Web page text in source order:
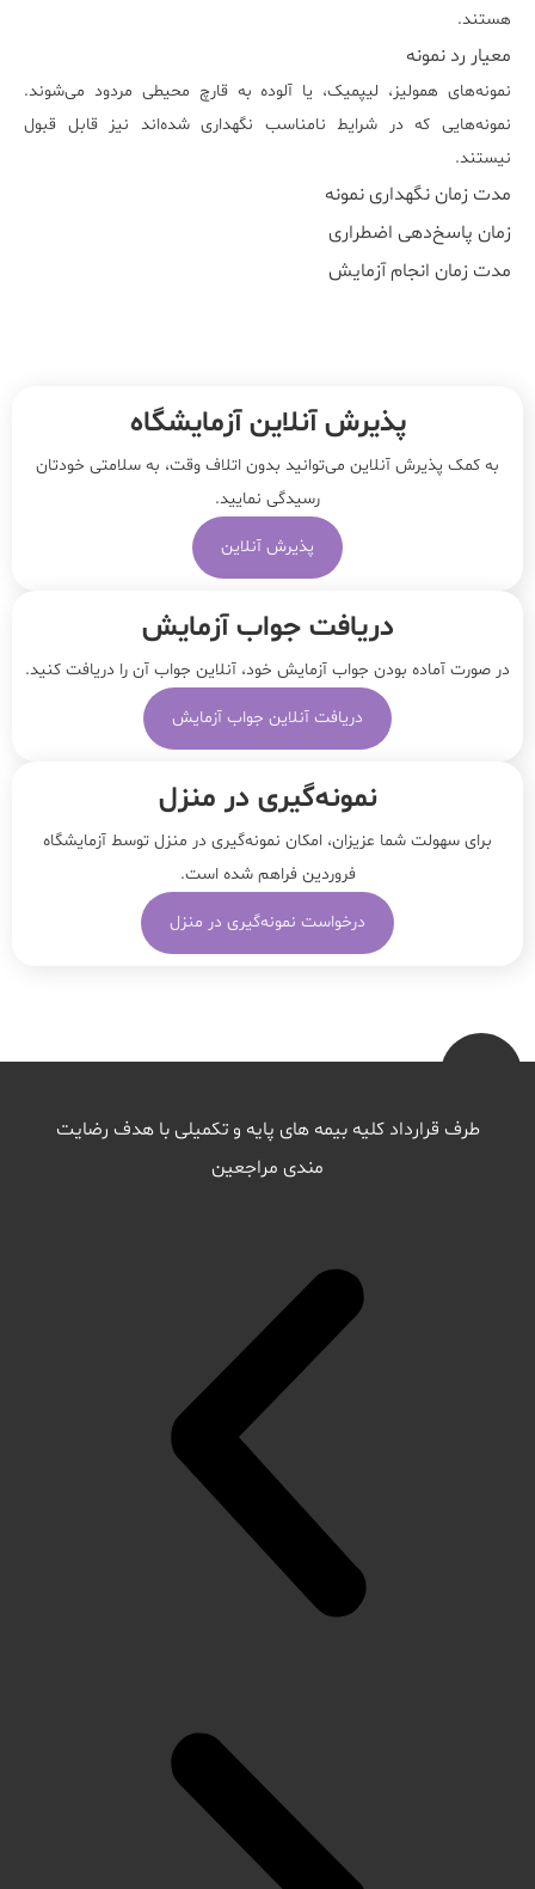
هستند.
معیار رد نمونه
نمونه‌های همولیز، لیپمیک، یا آلوده به قارچ محیطی مردود می‌شوند.
نمونه‌هایی که در شرایط نامناسب نگهداری شده‌اند نیز قابل قبول
نیستند.
مدت زمان نگهداری نمونه
زمان پاسخ‌دهی اضطراری
مدت زمان انجام آزمایش
پذیرش آنلاین آزمایشگاه
به کمک پذیرش آنلاین می‌توانید بدون اتلاف وقت، به سلامتی خودتان
رسیدگی نمایید.
پذیرش آنلاین
دریافت جواب آزمایش
در صورت آماده بودن جواب آزمایش خود، آنلاین جواب‌ آن را دریافت کنید.
دریافت آنلاین جواب آزمایش
نمونه‌‌گیری در منزل
برای سهولت شما عزیزان، امکان نمونه‌گیری در منزل توسط آزمایشگاه
فروردین فراهم شده است.
درخواست نمونه‌گیری در منزل
طرف قرارداد کلیه بیمه های پایه و تکمیلی با هدف رضایت
مندی مراجعین